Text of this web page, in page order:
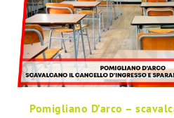
Pomigliano D’arco –